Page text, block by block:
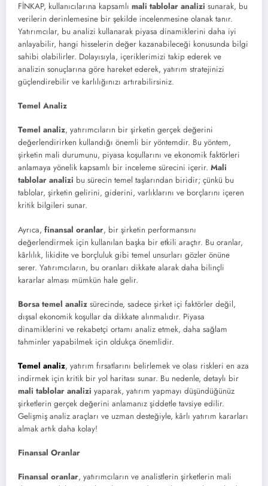
FİNKAP, kullanıcılarına kapsamlı mali tablolar analizi sunarak, bu
verilerin derinlemesine bir şekilde incelenmesine olanak tanır.
Yatırımcılar, bu analizi kullanarak piyasa dinamiklerini daha iyi
anlayabilir, hangi hisselerin değer kazanabileceği konusunda bilgi
sahibi olabilirler. Dolayısıyla, içeriklerimizi takip ederek ve
analizin sonuçlarına göre hareket ederek, yatırım stratejinizi
güçlendirebilir ve karlılığınızı artırabilirsiniz.
Temel Analiz
Temel analiz, yatırımcıların bir şirketin gerçek değerini
değerlendirirken kullandığı önemli bir yöntemdir. Bu yöntem,
şirketin mali durumunu, piyasa koşullarını ve ekonomik faktörleri
anlamaya yönelik kapsamlı bir inceleme sürecini içerir. Mali
tablolar analizi bu sürecin temel taşlarından biridir; çünkü bu
tablolar, şirketin gelirini, giderini, varlıklarını ve borçlarını içeren
kritik bilgileri sunar.
Ayrıca, finansal oranlar, bir şirketin performansını
değerlendirmek için kullanılan başka bir etkili araçtır. Bu oranlar,
kârlılık, likidite ve borçluluk gibi temel unsurları gözler önüne
serer. Yatırımcıların, bu oranları dikkate alarak daha bilinçli
kararlar alması mümkün hale gelir.
Borsa temel analiz sürecinde, sadece şirket içi faktörler değil,
dışsal ekonomik koşullar da dikkate alınmalıdır. Piyasa
dinamiklerini ve rekabetçi ortamı analiz etmek, daha sağlam
tahminler yapabilmek için oldukça önemlidir.
Temel analiz, yatırım fırsatlarını belirlemek ve olası riskleri en aza
indirmek için kritik bir yol haritası sunar. Bu nedenle, detaylı bir
mali tablolar analizi yaparak, yatırım yapmayı düşündüğünüz
şirketlerin gerçek değerini anlamanız şiddetle tavsiye edilir.
Gelişmiş analiz araçları ve uzman desteğiyle, kârlı yatırım kararları
almak artık daha kolay!
Finansal Oranlar
Finansal oranlar, yatırımcıların ve analistlerin şirketlerin mali